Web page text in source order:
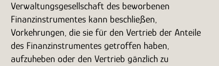
Verwaltungsgesellschaft des beworbenen
Finanzinstrumentes kann beschließen,
Vorkehrungen, die sie für den Vertrieb der Anteile
des Finanzinstrumentes getroffen haben,
aufzuheben oder den Vertrieb gänzlich zu